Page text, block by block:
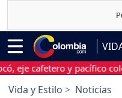
y pacífico
Vida y Estilo Noticias